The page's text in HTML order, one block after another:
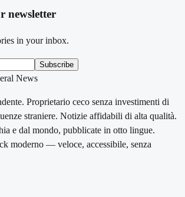
newsletter
in your inbox.
Subscribe
Proprietario ceco senza investimenti di
straniere. Notizie affidabili di alta qualità.
e dal mondo, pubblicate in otto lingue.
moderno — veloce, accessibile, senza